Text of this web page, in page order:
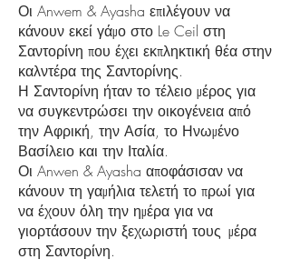
Οι Anwem & Ayasha επιλέγουν να
κάνουν εκεί γάμο στο Le Ceil στη
Σαντορίνη που έχει εκπληκτική θέα στην
καλντέρα της Σαντορίνης.
Η Σαντορίνη ήταν το τέλειο μέρος για
να συγκεντρώσει την οικογένεια από
την Αφρική, την Ασία, το Ηνωμένο
Βασίλειο και την Ιταλία.
Οι Anwen & Ayasha αποφάσισαν να
κάνουν τη γαμήλια τελετή το πρωί για
να έχουν όλη την ημέρα για να
γιορτάσουν την ξεχωριστή τους μέρα
στη Σαντορίνη.